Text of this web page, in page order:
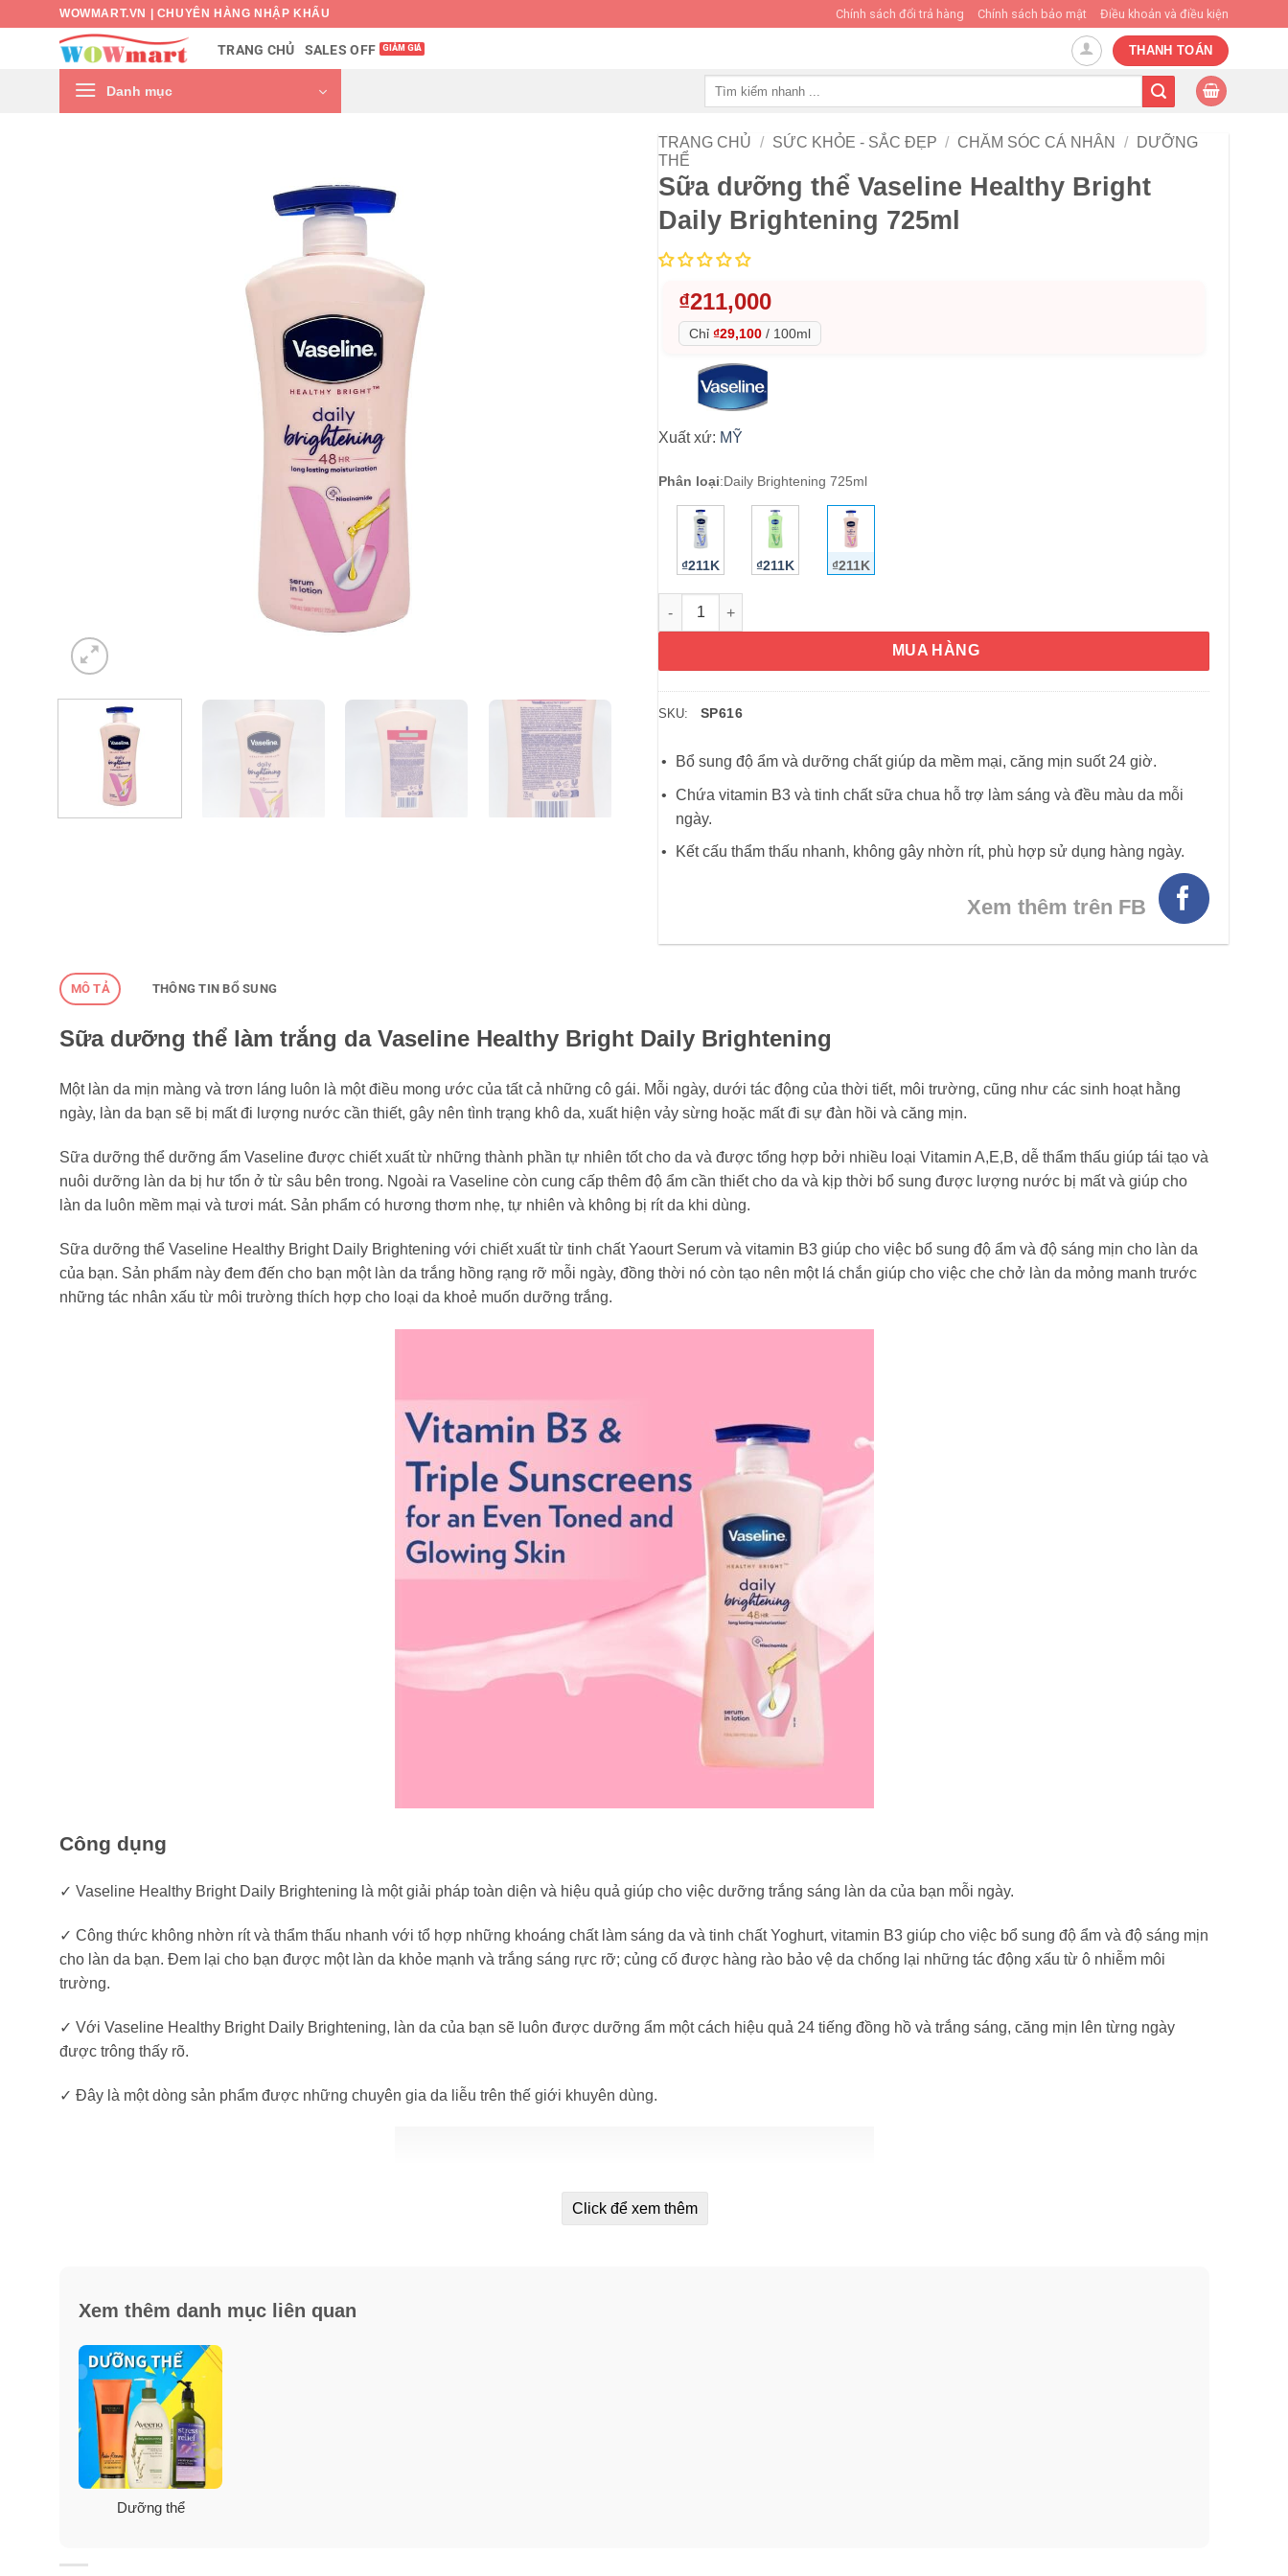
WOWMART.VN | CHUYÊN HÀNG NHẬP KHẨU Chính sách đổi trả hàng Chính sách bảo mật Điều khoản và điều kiện
TRANG CHỦ SALES OFF THANH TOÁN
Danh mục
TRANG CHỦ / SỨC KHỎE - SẮC ĐẸP / CHĂM SÓC CÁ NHÂN /
DƯỠNG
THỂ
Sữa dưỡng thể Vaseline Healthy Bright
Daily Brightening 725ml
₫211,000
Chỉ ₫29,100 / 100ml
Xuất xứ: MỸ
Phân loại:Daily Brightening 725ml
₫211K ₫211K ₫211K
Sữa dưỡng thể Vaseline Healthy Bright Daily Brightening 725ml số lượng
MUA HÀNG
SKU: SP616
Bổ sung độ ẩm và dưỡng chất giúp da mềm mại, căng mịn suốt 24 giờ.
Chứa vitamin B3 và tinh chất sữa chua hỗ trợ làm sáng và đều màu da mỗi
ngày.
Kết cấu thẩm thấu nhanh, không gây nhờn rít, phù hợp sử dụng hàng ngày.
Xem thêm trên FB
MÔ TẢ THÔNG TIN BỔ SUNG
Sữa dưỡng thể làm trắng da Vaseline Healthy Bright Daily Brightening
Một làn da mịn màng và trơn láng luôn là một điều mong ước của tất cả những cô gái. Mỗi ngày, dưới tác động của thời tiết, môi trường, cũng như các sinh hoạt hằng
ngày, làn da bạn sẽ bị mất đi lượng nước cần thiết, gây nên tình trạng khô da, xuất hiện vảy sừng hoặc mất đi sự đàn hồi và căng mịn.
Sữa dưỡng thể dưỡng ẩm Vaseline được chiết xuất từ những thành phần tự nhiên tốt cho da và được tổng hợp bởi nhiều loại Vitamin A,E,B, dễ thẩm thấu giúp tái tạo và
nuôi dưỡng làn da bị hư tổn ở từ sâu bên trong. Ngoài ra Vaseline còn cung cấp thêm độ ẩm cần thiết cho da và kịp thời bổ sung được lượng nước bị mất và giúp cho
làn da luôn mềm mại và tươi mát. Sản phẩm có hương thơm nhẹ, tự nhiên và không bị rít da khi dùng.
Sữa dưỡng thể Vaseline Healthy Bright Daily Brightening với chiết xuất từ tinh chất Yaourt Serum và vitamin B3 giúp cho việc bổ sung độ ẩm và độ sáng mịn cho làn da
của bạn. Sản phẩm này đem đến cho bạn một làn da trắng hồng rạng rỡ mỗi ngày, đồng thời nó còn tạo nên một lá chắn giúp cho việc che chở làn da mỏng manh trước
những tác nhân xấu từ môi trường thích hợp cho loại da khoẻ muốn dưỡng trắng.
Công dụng
✓ Vaseline Healthy Bright Daily Brightening là một giải pháp toàn diện và hiệu quả giúp cho việc dưỡng trắng sáng làn da của bạn mỗi ngày.
✓ Công thức không nhờn rít và thẩm thấu nhanh với tổ hợp những khoáng chất làm sáng da và tinh chất Yoghurt, vitamin B3 giúp cho việc bổ sung độ ẩm và độ sáng mịn
cho làn da bạn. Đem lại cho bạn được một làn da khỏe mạnh và trắng sáng rực rỡ; củng cố được hàng rào bảo vệ da chống lại những tác động xấu từ ô nhiễm môi
trường.
✓ Với Vaseline Healthy Bright Daily Brightening, làn da của bạn sẽ luôn được dưỡng ẩm một cách hiệu quả 24 tiếng đồng hồ và trắng sáng, căng mịn lên từng ngày
được trông thấy rõ.
✓ Đây là một dòng sản phẩm được những chuyên gia da liễu trên thế giới khuyên dùng.
Click để xem thêm
Xem thêm danh mục liên quan
Dưỡng thể